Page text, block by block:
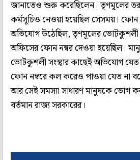
জানাতেও শুরু করেছিলেন। তৃণমূলের
কর্মসূচিও নেওয়া হয়েছিল সেসময়। ফোন
অভিযোগ উঠেছিল, তৃণমূলের ভোটকুশলী
অফিসের ফোন নম্বর দেওয়া হয়েছিল।
ভোটকুশলী সংস্থার কাছেই অভিযোগ
ফোন নম্বরে কল করেও পাওয়া যেত না
আর সেই সমস্যা সাধারণ মানুষকে ভোগ
বর্তমান রাজ্য সরকারের।